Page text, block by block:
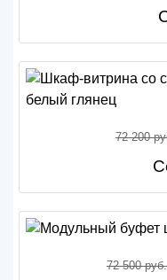
72 200
72 500 руб.